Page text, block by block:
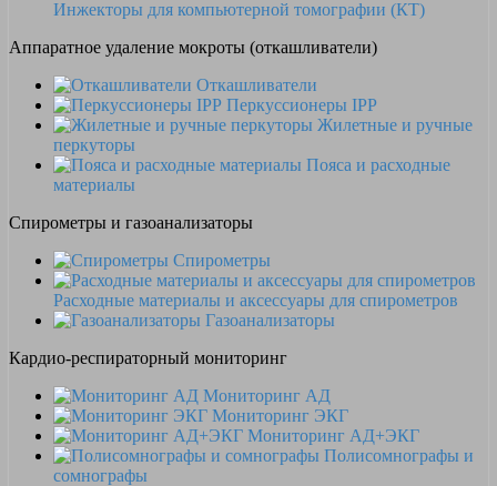
Инжекторы для компьютерной томографии (КТ)
Аппаратное удаление мокроты (откашливатели)
Откашливатели
Перкуссионеры IPP
Жилетные и ручные
перкуторы
Пояса и расходные
материалы
Спирометры и газоанализаторы
Спирометры
Расходные материалы и аксессуары для спирометров
Газоанализаторы
Кардио-респираторный мониторинг
Мониторинг АД
Мониторинг ЭКГ
Мониторинг АД+ЭКГ
Полисомнографы и
сомнографы